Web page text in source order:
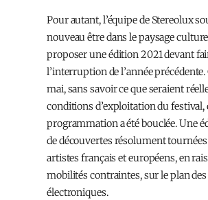
Pour autant, l’équipe de Stereolux
nouveau être dans le paysage
proposer une édition 2021 devant
l’interruption de l’année précédente.
mai, sans savoir ce que seraient
conditions d’exploitation du festival,
programmation a été bouclée. Une
de découvertes résolument tournées
artistes français et européens, en
mobilités contraintes, sur le plan
électroniques.